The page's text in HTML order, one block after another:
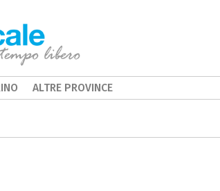
ALTRE PROVINCE